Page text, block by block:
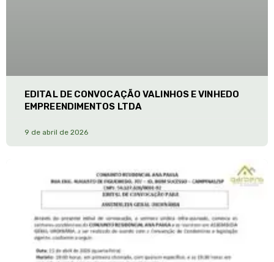
EDITAL DE CONVOCAÇÃO VALINHOS E VINHEDO
EMPREENDIMENTOS LTDA
9 de abril de 2026